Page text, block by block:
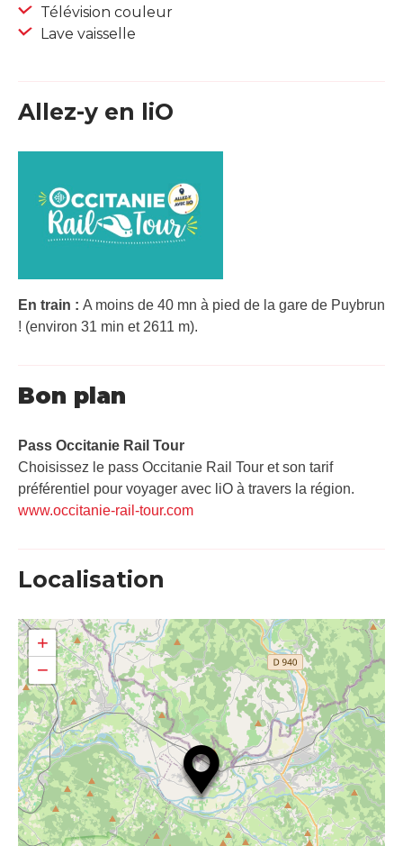
Télévision couleur
Lave vaisselle
Allez-y en liO
En train : A moins de 40 mn à pied de la gare de Puybrun
! (environ 31 min et 2611 m).
Bon plan
Pass Occitanie Rail Tour​
Choisissez le pass Occitanie Rail Tour et son tarif
préférentiel pour voyager avec liO à travers la région.
www.occitanie-rail-tour.com
Localisation
+
−